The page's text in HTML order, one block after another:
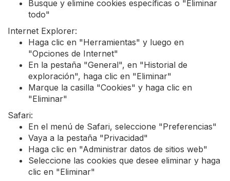
Busque y elimine cookies específicas o "Eliminar
todo"
Internet Explorer:
Haga clic en "Herramientas" y luego en
"Opciones de Internet"
En la pestaña "General", en "Historial de
exploración", haga clic en "Eliminar"
Marque la casilla "Cookies" y haga clic en
"Eliminar"
Safari:
En el menú de Safari, seleccione "Preferencias"
Vaya a la pestaña "Privacidad"
Haga clic en "Administrar datos de sitios web"
Seleccione las cookies que desee eliminar y haga
clic en "Eliminar"